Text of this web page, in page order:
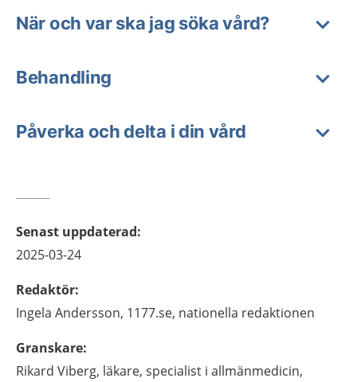
När och var ska jag söka vård?
Behandling
Påverka och delta i din vård
Senast uppdaterad:
2025-03-24
Redaktör:
Ingela Andersson, 1177.se, nationella redaktionen
Granskare:
Rikard Viberg, läkare, specialist i allmänmedicin,